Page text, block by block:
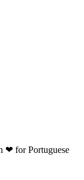
❤ for Portuguese